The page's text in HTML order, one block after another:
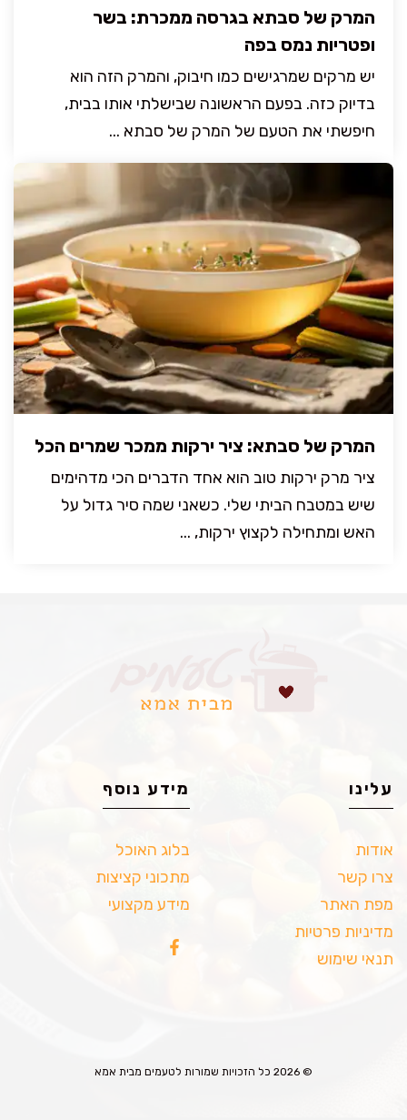
המרק של סבתא בגרסה ממכרת: בשר
ופטריות נמס בפה
יש מרקים שמרגישים כמו חיבוק, והמרק הזה הוא
בדיוק כזה. בפעם הראשונה שבישלתי אותו בבית,
חיפשתי את הטעם של המרק של סבתא ...
המרק של סבתא: ציר ירקות ממכר שמרים הכל
ציר מרק ירקות טוב הוא אחד הדברים הכי מדהימים
שיש במטבח הביתי שלי. כשאני שמה סיר גדול על
האש ומתחילה לקצוץ ירקות, ...
עלינו
אודות
צרו קשר
מפת האתר
מדיניות פרטיות
תנאי שימוש
מידע נוסף
בלוג האוכל
מתכוני קציצות
מידע מקצועי
© 2026 כל הזכויות שמורות לטעמים מבית אמא